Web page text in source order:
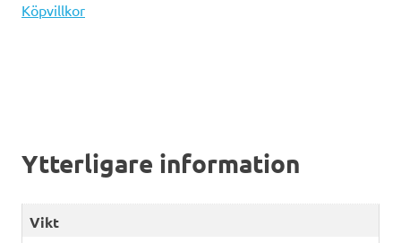
Köpvillkor
Ytterligare information
Vikt